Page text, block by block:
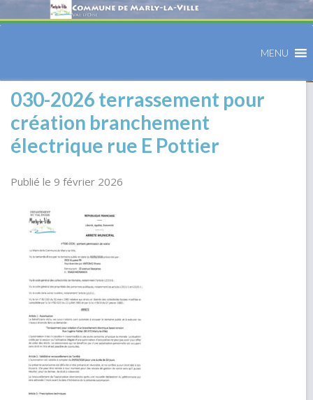
MENU
030-2026 terrassement pour
création branchement
électrique rue E Pottier
Publié le 9 février 2026